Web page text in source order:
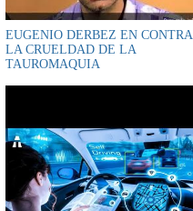
EUGENIO DERBEZ EN CONTRA
LA CRUELDAD DE LA
TAUROMAQUIA